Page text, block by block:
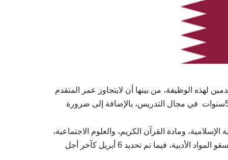
لهذه الوظيفة، من بينها أن لايتجاوز عمر المتقدم
50 سنة، وأن يكون حاملا للإجازة، ويتوفر على خبرة لاتقل عن 5سنوات في مجال التدريس، بالإضافة إلى ضرورة
الإسلامية، ومادة القرآن الكريم، والعلوم الاجتماعية،
وتعليم العربية لغير الناطقين بها؛ ومعلمات روض الأطفال، ومنسقو المواد الأدبية، فيما تم تحديد 6 أبريل كآخر أجل